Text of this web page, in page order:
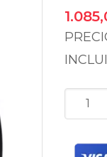
ENKEI
YS5